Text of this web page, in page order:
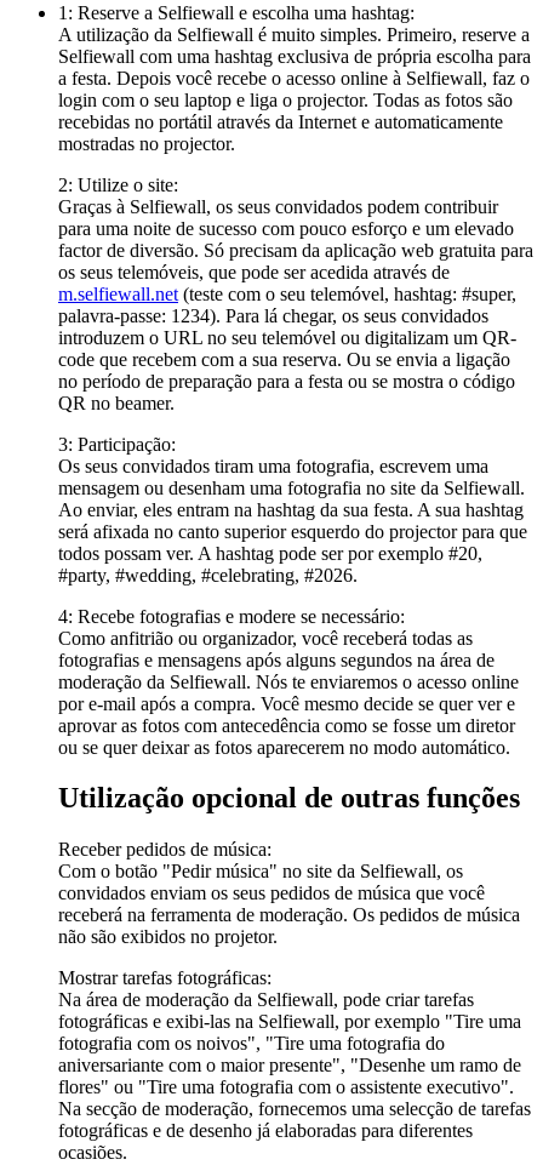
1: Reserve a Selfiewall e escolha uma hashtag:
A utilização da Selfiewall é muito simples. Primeiro, reserve a
Selfiewall com uma hashtag exclusiva de própria escolha para
a festa. Depois você recebe o acesso online à Selfiewall, faz o
login com o seu laptop e liga o projector. Todas as fotos são
recebidas no portátil através da Internet e automaticamente
mostradas no projector.
2: Utilize o site:
Graças à Selfiewall, os seus convidados podem contribuir
para uma noite de sucesso com pouco esforço e um elevado
factor de diversão. Só precisam da aplicação web gratuita para
os seus telemóveis, que pode ser acedida através de
m.selfiewall.net (teste com o seu telemóvel, hashtag: #super,
palavra-passe: 1234). Para lá chegar, os seus convidados
introduzem o URL no seu telemóvel ou digitalizam um QR-
code que recebem com a sua reserva. Ou se envia a ligação
no período de preparação para a festa ou se mostra o código
QR no beamer.
3: Participação:
Os seus convidados tiram uma fotografia, escrevem uma
mensagem ou desenham uma fotografia no site da Selfiewall.
Ao enviar, eles entram na hashtag da sua festa. A sua hashtag
será afixada no canto superior esquerdo do projector para que
todos possam ver. A hashtag pode ser por exemplo #20,
#party, #wedding, #celebrating, #2026.
4: Recebe fotografias e modere se necessário:
Como anfitrião ou organizador, você receberá todas as
fotografias e mensagens após alguns segundos na área de
moderação da Selfiewall. Nós te enviaremos o acesso online
por e-mail após a compra. Você mesmo decide se quer ver e
aprovar as fotos com antecedência como se fosse um diretor
ou se quer deixar as fotos aparecerem no modo automático.
Utilização opcional de outras funções
Receber pedidos de música:
Com o botão "Pedir música" no site da Selfiewall, os
convidados enviam os seus pedidos de música que você
receberá na ferramenta de moderação. Os pedidos de música
não são exibidos no projetor.
Mostrar tarefas fotográficas:
Na área de moderação da Selfiewall, pode criar tarefas
fotográficas e exibi-las na Selfiewall, por exemplo "Tire uma
fotografia com os noivos", "Tire uma fotografia do
aniversariante com o maior presente", "Desenhe um ramo de
flores" ou "Tire uma fotografia com o assistente executivo".
Na secção de moderação, fornecemos uma selecção de tarefas
fotográficas e de desenho já elaboradas para diferentes
ocasiões.